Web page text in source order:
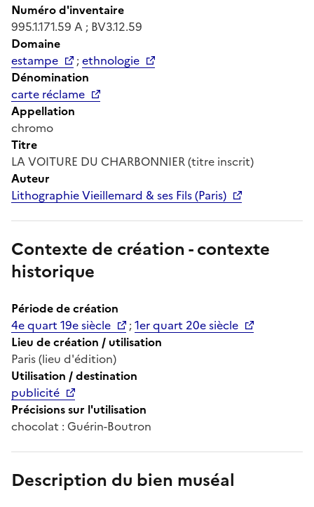
Numéro d'inventaire
995.1.171.59 A ; BV3.12.59
Domaine
estampe
;ethnologie
Dénomination
carte réclame
Appellation
chromo
Titre
LA VOITURE DU CHARBONNIER (titre inscrit)
Auteur
Lithographie Vieillemard & ses Fils (Paris)
Contexte de création - contexte
historique
Période de création
4e quart 19e siècle
;1er quart 20e siècle
Lieu de création / utilisation
Paris (lieu d'édition)
Utilisation / destination
publicité
Précisions sur l'utilisation
chocolat : Guérin-Boutron
Description du bien muséal